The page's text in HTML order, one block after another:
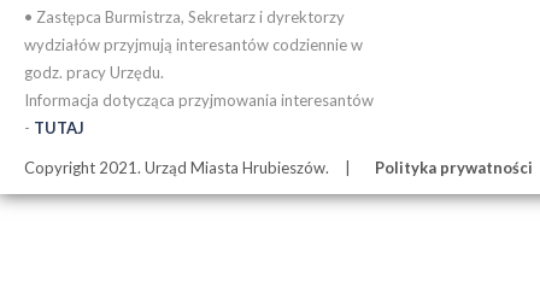
• Zastępca Burmistrza, Sekretarz i dyrektorzy
wydziałów przyjmują interesantów codziennie w
godz. pracy Urzędu.
Informacja dotycząca przyjmowania interesantów
- TUTAJ
Copyright 2021. Urząd Miasta Hrubieszów. Polityka prywatności